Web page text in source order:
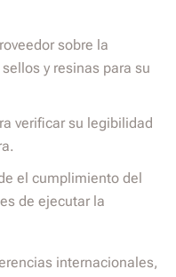
sobre la
y resinas para su
verificar su legibilidad
el cumplimiento del
de ejecutar la
internacionales,